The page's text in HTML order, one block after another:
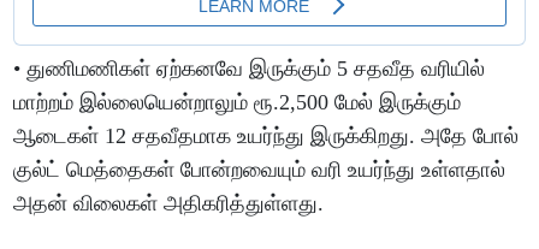
• துணிமணிகள் ஏற்கனவே இருக்கும் 5 சதவீத வரியில்
மாற்றம் இல்லையென்றாலும் ரூ.2,500 மேல் இருக்கும்
ஆடைகள் 12 சதவீதமாக உயர்ந்து இருக்கிறது. அதே போல்
குல்ட் மெத்தைகள் போன்றவையும் வரி உயர்ந்து உள்ளதால்
அதன் விலைகள் அதிகரித்துள்ளது.